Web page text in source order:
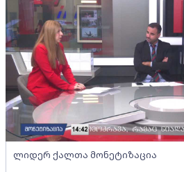
ლიდერ ქალთა მონეტიზაცია